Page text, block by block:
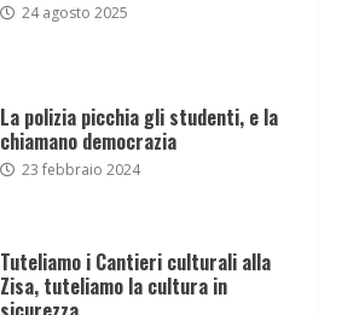
24 agosto 2025
La polizia picchia gli studenti, e la
chiamano democrazia
23 febbraio 2024
Tuteliamo i Cantieri culturali alla
Zisa, tuteliamo la cultura in